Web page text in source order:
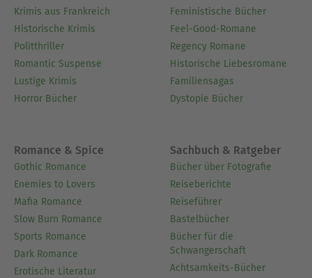
Krimis aus Frankreich
Historische Krimis
Politthriller
Romantic Suspense
Lustige Krimis
Horror Bücher
Feministische Bücher
Feel-Good-Romane
Regency Romane
Historische Liebesromane
Familiensagas
Dystopie Bücher
Romance & Spice
Gothic Romance
Enemies to Lovers
Mafia Romance
Slow Burn Romance
Sports Romance
Dark Romance
Erotische Literatur
Sachbuch & Ratgeber
Bücher über Fotografie
Reiseberichte
Reiseführer
Bastelbücher
Bücher für die
Schwangerschaft
Achtsamkeits-Bücher